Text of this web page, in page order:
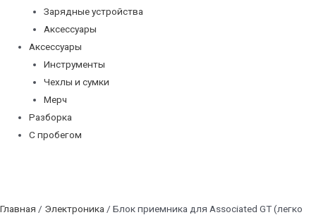
Зарядные устройства
Аксессуары
Аксессуары
Инструменты
Чехлы и сумки
Мерч
Разборка
С пробегом
Главная / Электроника / Блок приемника для Associated GT (легко